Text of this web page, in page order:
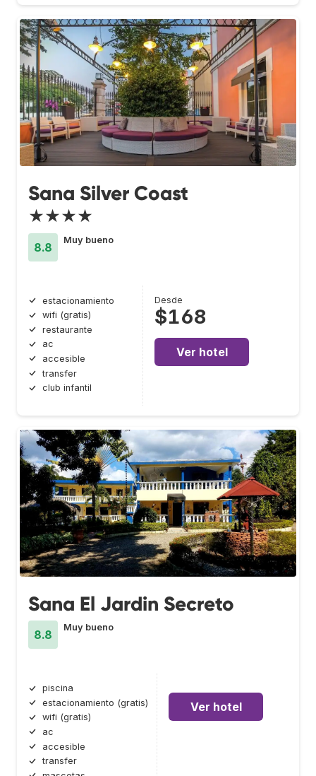
Sana Silver Coast
★★★★
8.8
Muy bueno
estacionamiento
wifi (gratis)
restaurante
ac
accesible
transfer
club infantil
Desde
$168
Ver hotel
Sana El Jardin Secreto
8.8
Muy bueno
piscina
estacionamiento (gratis)
wifi (gratis)
ac
accesible
transfer
Ver hotel